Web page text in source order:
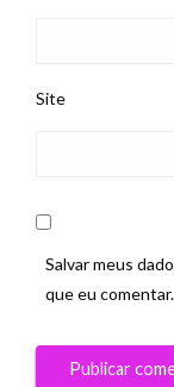
Site
Salvar meus
que eu comentar.